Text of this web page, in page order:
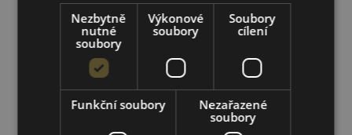
Nezbytně
nutné
soubory
Výkonové
soubory
Soubory
cílení
Funkční soubory
Nezařazené
soubory